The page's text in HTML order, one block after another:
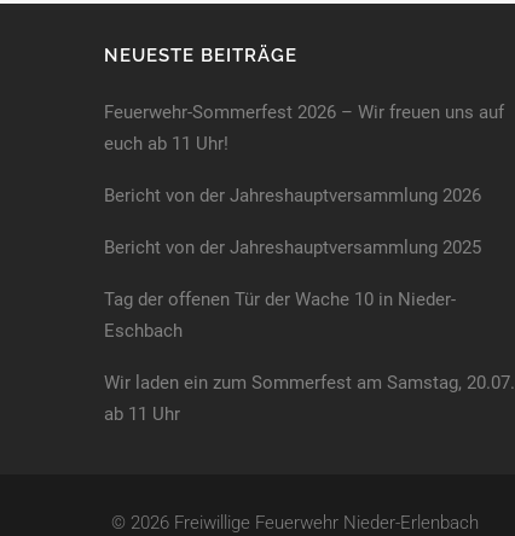
NEUESTE BEITRÄGE
Feuerwehr-Sommerfest 2026 – Wir freuen uns auf
euch ab 11 Uhr!
Bericht von der Jahreshauptversammlung 2026
Bericht von der Jahreshaupt­versammlung 2025
Tag der offenen Tür der Wache 10 in Nieder-
Eschbach
Wir laden ein zum Sommerfest am Samstag, 20.07.
ab 11 Uhr
© 2026 Freiwillige Feuerwehr Nieder-Erlenbach